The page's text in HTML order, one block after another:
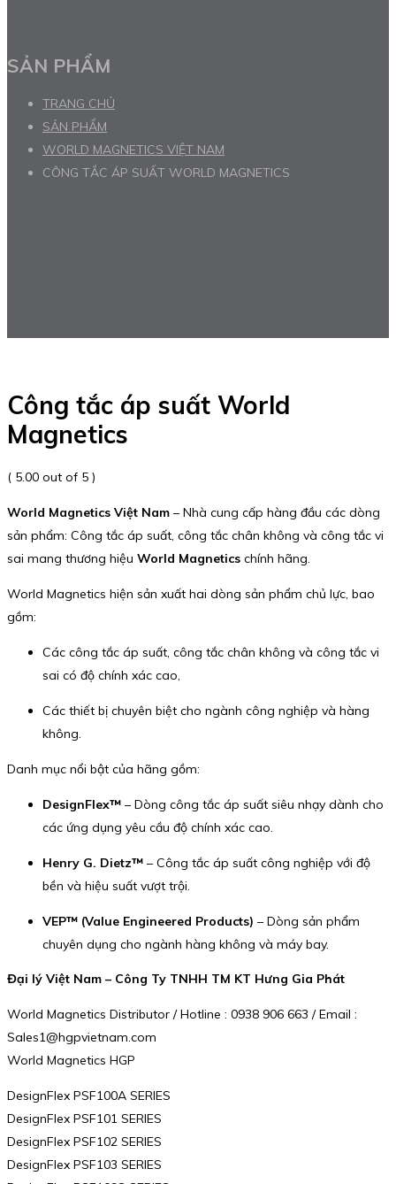
SẢN PHẨM
TRANG CHỦ
SẢN PHẨM
WORLD MAGNETICS VIỆT NAM
CÔNG TẮC ÁP SUẤT WORLD MAGNETICS
Công tắc áp suất World
Magnetics
( 5.00 out of 5 )
World Magnetics Việt Nam – Nhà cung cấp hàng đầu các dòng
sản phẩm: Công tắc áp suất, công tắc chân không và công tắc vi
sai mang thương hiệu World Magnetics chính hãng.
World Magnetics hiện sản xuất hai dòng sản phẩm chủ lực, bao
gồm:
Các công tắc áp suất, công tắc chân không và công tắc vi
sai có độ chính xác cao,
Các thiết bị chuyên biệt cho ngành công nghiệp và hàng
không.
Danh mục nổi bật của hãng gồm:
DesignFlex™ – Dòng công tắc áp suất siêu nhạy dành cho
các ứng dụng yêu cầu độ chính xác cao.
Henry G. Dietz™ – Công tắc áp suất công nghiệp với độ
bền và hiệu suất vượt trội.
VEP™ (Value Engineered Products) – Dòng sản phẩm
chuyên dụng cho ngành hàng không và máy bay.
Đại lý Việt Nam – Công Ty TNHH TM KT Hưng Gia Phát
World Magnetics Distributor / Hotline : 0938 906 663 / Email :
Sales1@hgpvietnam.com
World Magnetics HGP
DesignFlex PSF100A SERIES
DesignFlex PSF101 SERIES
DesignFlex PSF102 SERIES
DesignFlex PSF103 SERIES